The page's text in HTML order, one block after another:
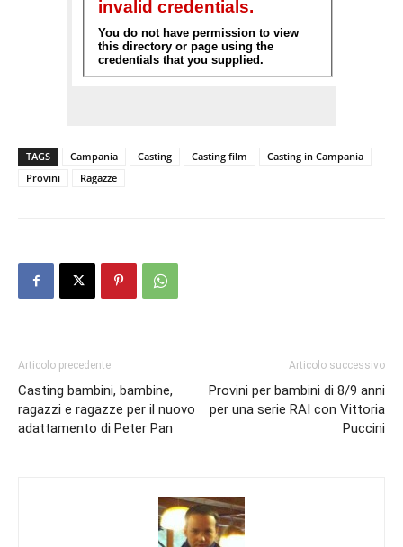
TAGS Campania Casting Casting film
Casting in Campania
Provini
Ragazze
Articolo precedente
Casting bambini, bambine,
ragazzi e ragazze per il nuovo
adattamento di Peter Pan
Articolo successivo
Provini per bambini di 8/9 anni
per una serie RAI con Vittoria
Puccini